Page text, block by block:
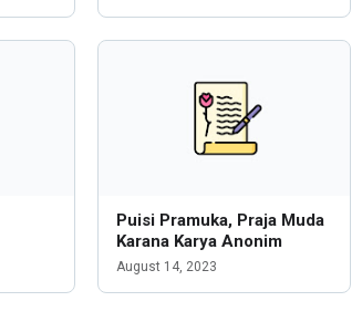
Puisi Pramuka, Praja Muda
Karana Karya Anonim
August 14, 2023